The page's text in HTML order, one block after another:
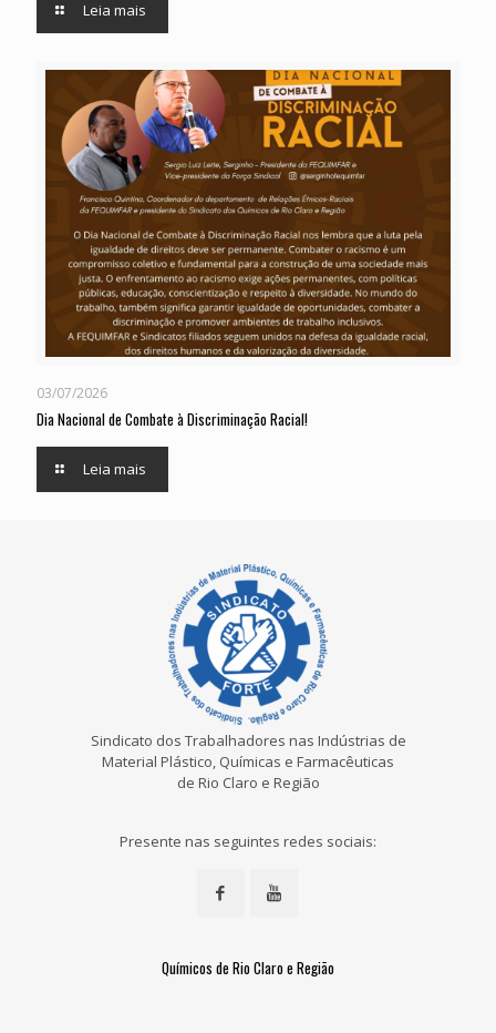
Leia mais
03/07/2026
Dia Nacional de Combate à Discriminação Racial!
Leia mais
Sindicato dos Trabalhadores nas Indústrias de
Material Plástico, Químicas e Farmacêuticas
de Rio Claro e Região
Presente nas seguintes redes sociais:
Químicos de Rio Claro e Região